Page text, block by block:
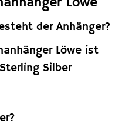
der Anhänger?
Löwe ist
Silber